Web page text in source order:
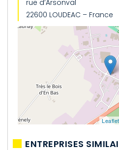
rue d’Arsonval
22600 LOUDEAC – France
Leaflet
ENTREPRISES